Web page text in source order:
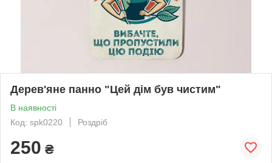
Дерев'яне панно "Цей дім був чистим"
В наявності
Код: spk0220
Роздріб
250 ₴